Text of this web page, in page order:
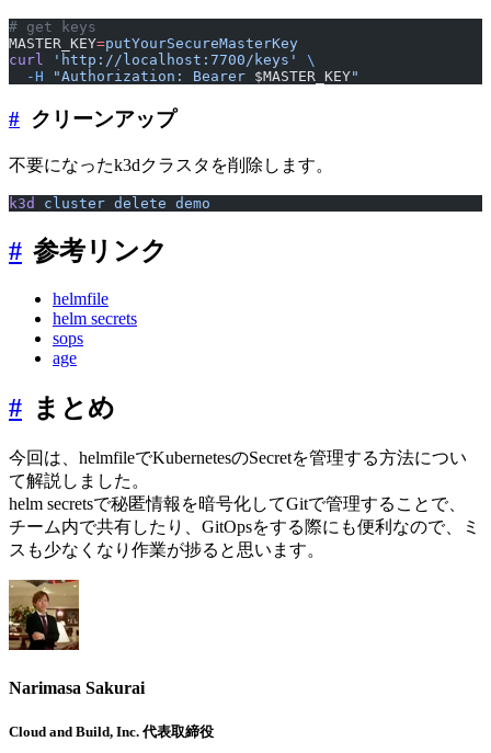
# get keys
MASTER_KEY=putYourSecureMasterKey
curl 'http://localhost:7700/keys'
\
  -H
"Authorization: Bearer $MASTER_KEY"
# クリーンアップ
不要になったk3dクラスタを削除します。
k3d cluster delete demo
# 参考リンク
helmfile
helm secrets
sops
age
# まとめ
今回は、helmfileでKubernetesのSecretを管理する方法につい
て解説しました。
helm secretsで秘匿情報を暗号化してGitで管理することで、
チーム内で共有したり、GitOpsをする際にも便利なので、ミ
スも少なくなり作業が捗ると思います。
Narimasa Sakurai
Cloud and Build, Inc. 代表取締役